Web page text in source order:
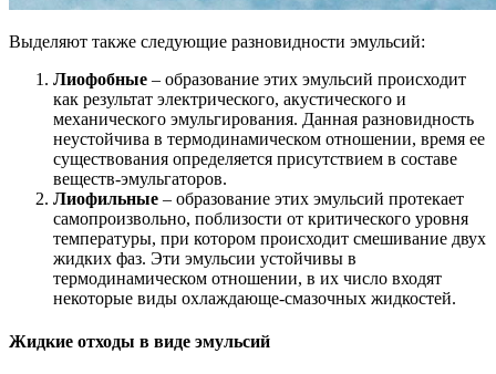
Выделяют также следующие разновидности эмульсий:
Лиофобные – образование этих эмульсий происходит
как результат электрического, акустического и
механического эмульгирования. Данная разновидность
неустойчива в термодинамическом отношении, время ее
существования определяется присутствием в составе
веществ-эмульгаторов.
Лиофильные – образование этих эмульсий протекает
самопроизвольно, поблизости от критического уровня
температуры, при котором происходит смешивание двух
жидких фаз. Эти эмульсии устойчивы в
термодинамическом отношении, в их число входят
некоторые виды охлаждающе-смазочных жидкостей.
Жидкие отходы в виде эмульсий